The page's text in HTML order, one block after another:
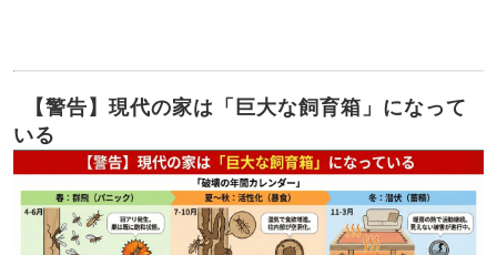
【警告】現代の家は「巨大な飼育箱」になって
いる